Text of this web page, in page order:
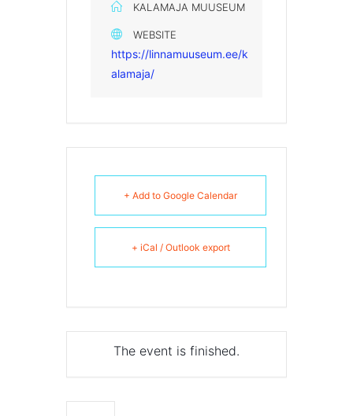
KALAMAJA MUUSEUM
WEBSITE
https://linnamuuseum.ee/k
alamaja/
+ Add to Google Calendar
+ iCal / Outlook export
The event is finished.